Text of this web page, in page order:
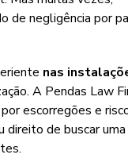
de negligência por
nas
A Pendas Law
escorregões e
de buscar uma